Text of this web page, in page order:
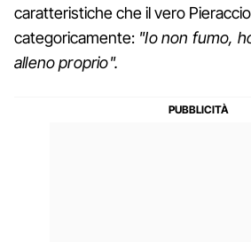
caratteristiche che il vero
categoricamente: "Io non fumo,
alleno proprio".